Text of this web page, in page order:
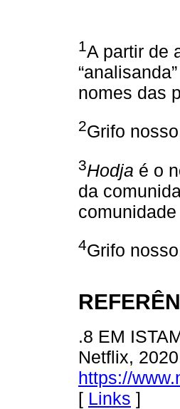
1A partir de
nomes das
2Grifo
3Hodja é o
da
4Grifo
.8 EM
Netflix,
https://
[ Links ]